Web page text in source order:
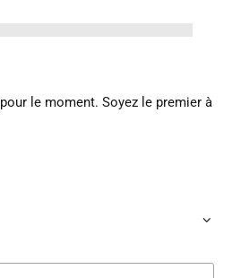
le moment. Soyez le premier à